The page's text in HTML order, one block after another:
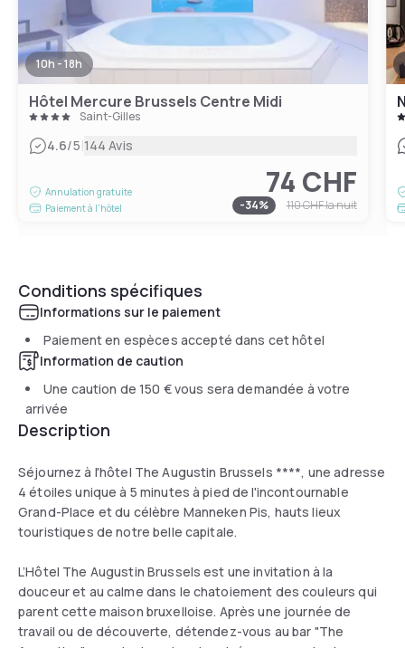
10h - 18h
Hôtel Mercure Brussels Centre Midi
Saint-Gilles
4.6/5|144 Avis
Annulation gratuite
Paiement à l'hôtel
74 CHF
-34% 110 CHFla nuit
Conditions spécifiques
Informations sur le paiement
Paiement en espèces accepté dans cet hôtel
Information de caution
Une caution de150 €vous sera demandée à votre
arrivée
Description
Séjournez à l'hôtel The Augustin Brussels ****, une adresse
4 étoiles unique à 5 minutes à pied de l'incontournable
Grand-Place et du célèbre Manneken Pis, hauts lieux
touristiques de notre belle capitale.
L’Hôtel The Augustin Brussels est une invitation à la
douceur et au calme dans le chatoiement des couleurs qui
parent cette maison bruxelloise. Après une journée de
travail ou de découverte, détendez-vous au bar "The